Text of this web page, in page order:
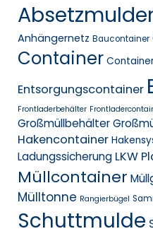
Anhängernetz Baucontainer
Container
Entsorgungscontainer
Frontladerbehälter
Großmüllbehälter
Hakencontainer
Ladungssicherung LKW
Müllcontainer
Mülltonne Rangierbügel
Schuttmulde